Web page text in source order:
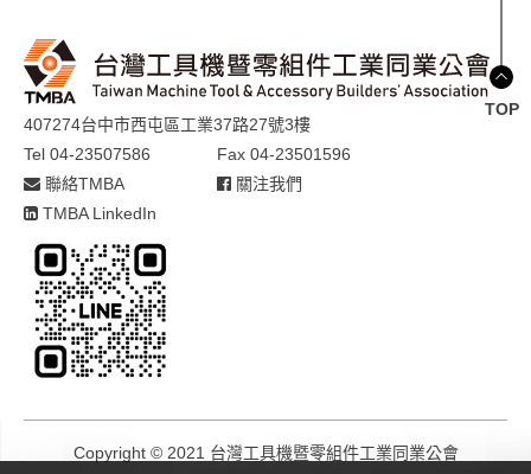
407274台中市西屯區工業37路27號3樓
Tel 04-23507586
Fax 04-23501596
聯絡TMBA
關注我們
TMBA LinkedIn
Copyright © 2021 台灣工具機暨零組件工業同業公會
TOP